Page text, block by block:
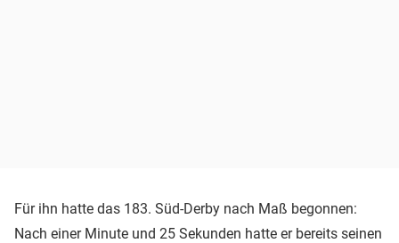
Für ihn hatte das 183. Süd-Derby nach Maß begonnen:
Nach einer Minute und 25 Sekunden hatte er bereits seinen